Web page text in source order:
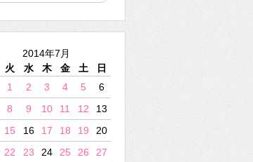
2014年7月
火 水 木 金 土
日
1
2 3 4 5
6
8 9 10 11 12
13
15 16 17 18 19
20
22 23 24 25 26
27